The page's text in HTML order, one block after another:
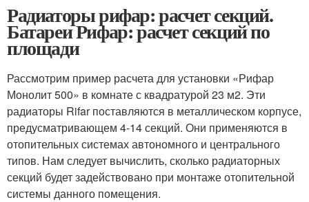
Радиаторы рифар: расчет секций.
Батареи Рифар: расчет секций по
площади
Рассмотрим пример расчета для установки «Рифар
Монолит 500» в комнате с квадратурой 23 м2. Эти
радиаторы Rifar поставляются в металлическом корпусе,
предусматривающем 4-14 секций. Они применяются в
отопительных системах автономного и центрального
типов. Нам следует вычислить, сколько радиаторных
секций будет задействовано при монтаже отопительной
системы данного помещения.